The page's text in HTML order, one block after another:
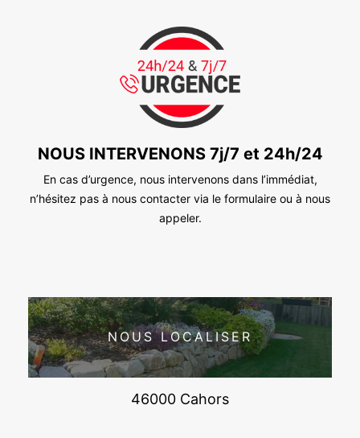
NOUS INTERVENONS 7j/7 et 24h/24
En cas d’urgence, nous intervenons dans l’immédiat,
n’hésitez pas à nous contacter via le formulaire ou à nous
appeler.
NOUS LOCALISER
46000 Cahors